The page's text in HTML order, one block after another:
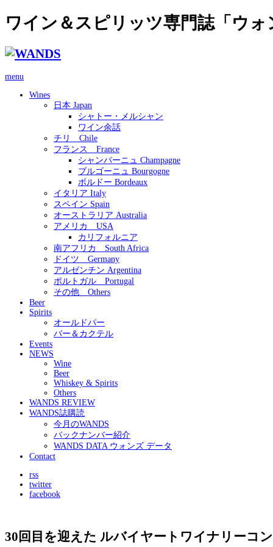
ワイン＆スピリッツ専門誌「ウォ
menu
Wines
日本 Japan
シャトー・メルシャン
ワイン余話
チリ Chile
フランス France
シャンパーニュ Champagne
ブルゴーニュ Bourgogne
ボルドー Bordeaux
イタリア Italy
スペイン Spain
オーストラリア Australia
アメリカ USA
カリフォルニア
南アフリカ South Africa
ドイツ Germany
アルゼンチン Argentina
ポルトガル Portugal
その他 Others
Beer
Spirits
オールドパー
バー＆カクテル
Events
NEWS
Wine
Beer
Whiskey & Spirits
Others
WANDS REVIEW
WANDS誌購読
今月のWANDS
バックナンバー紹介
WANDS DATA ウォンズ データ
Contact
rss
twitter
facebook
30回目を迎えた ルバイヤートワイナリーコ